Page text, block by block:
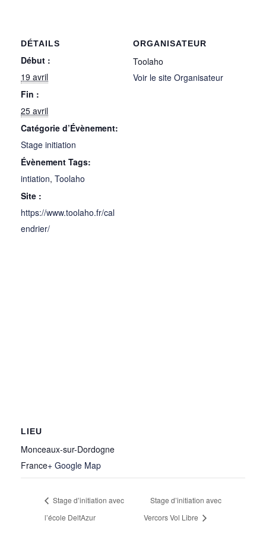
DÉTAILS
Début :
19 avril
Fin :
25 avril
Catégorie d’Évènement:
Stage initiation
Évènement Tags:
intiation, Toolaho
Site :
https://www.toolaho.fr/cal
endrier/
ORGANISATEUR
Toolaho
Voir le site Organisateur
LIEU
Monceaux-sur-Dordogne
France+ Google Map
Stage d’initiation avec
l’école DeltAzur
Stage d’initiation avec
Vercors Vol Libre